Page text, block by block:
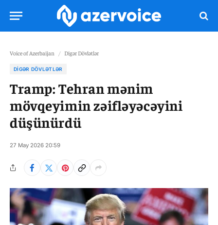
Voice of Azerbaijan / Digər Dövlətlər
DIGƏR DÖVLƏTLƏR
Tramp: Tehran mənim
mövqeyimin zəifləyəcəyini
düşünürdü
27 May 2026 20:59